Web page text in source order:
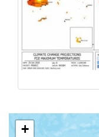
+